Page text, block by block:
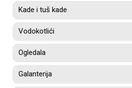
Kade i tuš kade
Vodokotlići
Ogledala
Galanterija